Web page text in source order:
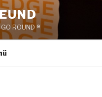
ROUND ®